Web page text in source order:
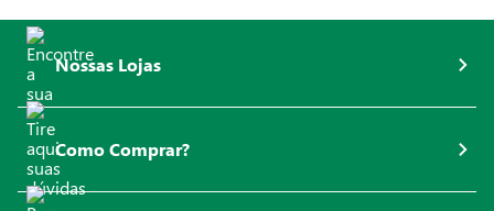
Nossas Lojas
Como Comprar?